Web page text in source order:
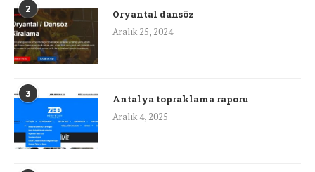
2
Oryantal dansöz
Aralık 25, 2024
3
Antalya topraklama raporu
Aralık 4, 2025